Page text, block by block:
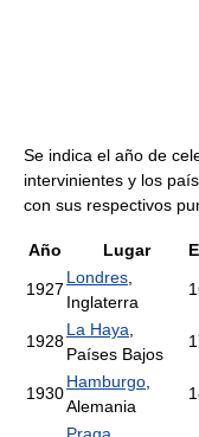
Se indica el año de
intervinientes y los
con sus respectivos
Año Lugar
1927
Londres
Inglaterra
1928
La Haya
Países Bajos
1930
Hamburgo
Alemania